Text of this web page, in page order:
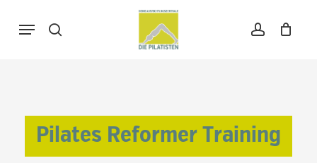
search account
Menu
Warenkorb
Close
Pilates Reformer Training